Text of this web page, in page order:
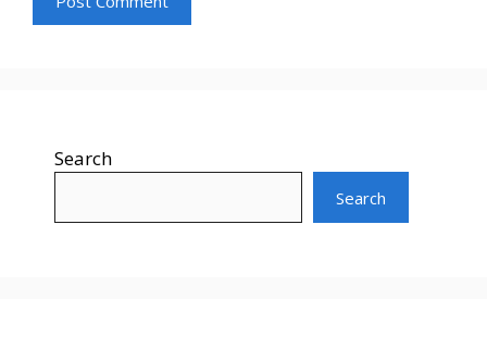
Search
Search